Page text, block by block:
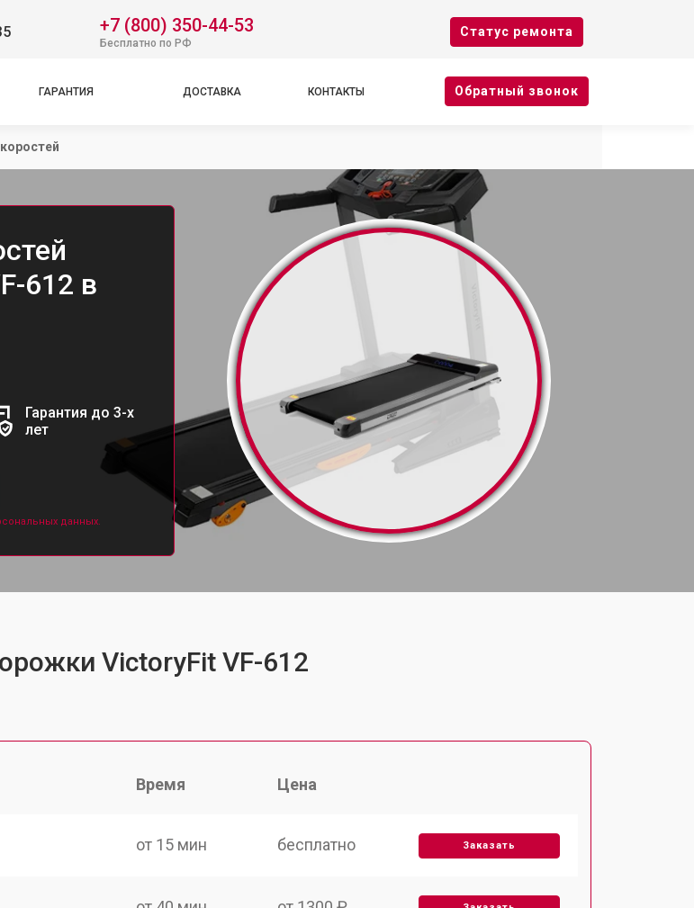
+7 (800) 350-44-53
Бесплатно по РФ
Cтатус ремонта
ГАРАНТИЯ ДОСТАВКА КОНТАКТЫ Oбратный звонок
612 в
Гарантия до 3-х
лет
данных.
VictoryFit VF-612
Время Цена
от 15 мин бесплатно Заказать